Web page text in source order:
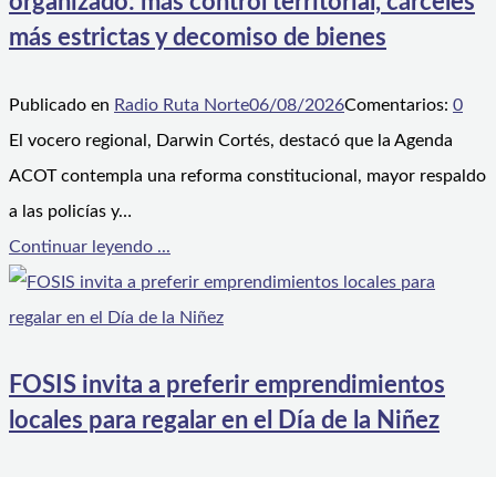
más estrictas y decomiso de bienes
Publicado en Radio Ruta Norte06/08/2026Comentarios: 0
El vocero regional, Darwin Cortés, destacó que la Agenda
ACOT contempla una reforma constitucional, mayor respaldo
a las policías y…
Continuar leyendo ...
FOSIS invita a preferir emprendimientos
locales para regalar en el Día de la Niñez